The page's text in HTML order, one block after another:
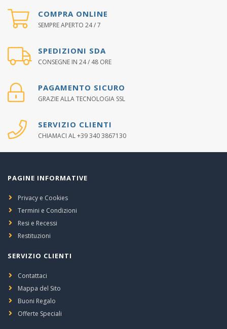
COMPRA ONLINE
SEMPRE APERTO 24 / 7
SPEDIZIONI SDA
CONSEGNE IN 24 / 48 ORE
PAGAMENTO SICURO
GRAZIE ALLA TECNOLOGIA SSL
SERVIZIO CLIENTI
CHIAMACI AL +39 340 3867130
PAGINE INFORMATIVE
Privacy e Cookies
Termini e Condizioni
Resi e Recessi
Restituzioni
SERVIZIO CLIENTI
Contattaci
Mappa del Sito
Buoni Regalo
Offerte Speciali